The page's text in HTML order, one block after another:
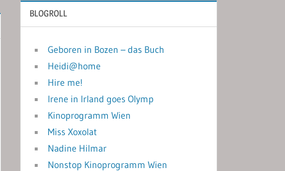
BLOGROLL
Geboren in Bozen – das Buch
Heidi@home
Hire me!
Irene in Irland goes Olymp
Kinoprogramm Wien
Miss Xoxolat
Nadine Hilmar
Nonstop Kinoprogramm Wien